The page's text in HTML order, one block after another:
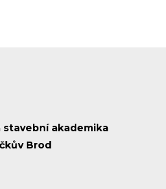
stavební akademika
Brod